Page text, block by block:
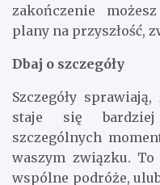
zakończenie
plany na przyszłość,
Dbaj o szczegóły
Szczegóły
staje się
szczególnych
waszym związku.
wspólne podróże,